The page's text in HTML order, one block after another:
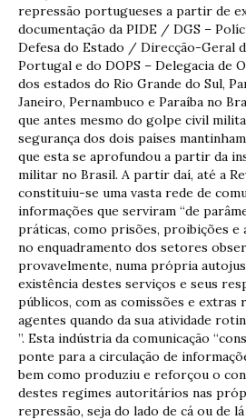
repressão portugueses a partir de
documentação da PIDE / DGS –
Defesa do Estado / Direcção-Geral
Portugal e do DOPS – Delegacia de
dos estados do Rio Grande do Sul,
Janeiro, Pernambuco e Paraíba no
que antes mesmo do golpe civil
segurança dos dois países
que esta se aprofundou a partir da
militar no Brasil. A partir daí, até a
constituiu-se uma vasta rede de
informações que serviram “de
práticas, como prisões, proibições e
no enquadramento dos setores
provavelmente, numa própria
existência destes serviços e seus
públicos, com as comissões e extras
agentes quando da sua atividade
”. Esta indústria da comunicação
ponte para a circulação de
bem como produziu e reforçou o
destes regimes autoritários nas
repressão, seja do lado de cá ou de